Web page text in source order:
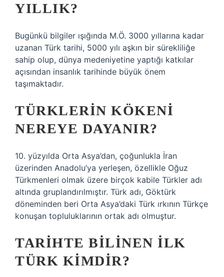
YILLIK?
Bugünkü bilgiler ışığında M.Ö. 3000 yıllarına kadar
uzanan Türk tarihi, 5000 yılı aşkın bir sürekliliğe
sahip olup, dünya medeniyetine yaptığı katkılar
açısından insanlık tarihinde büyük önem
taşımaktadır.
TÜRKLERIN KÖKENI
NEREYE DAYANIR?
10. yüzyılda Orta Asya’dan, çoğunlukla İran
üzerinden Anadolu’ya yerleşen, özellikle Oğuz
Türkmenleri olmak üzere birçok kabile Türkler adı
altında gruplandırılmıştır. Türk adı, Göktürk
döneminden beri Orta Asya’daki Türk ırkının Türkçe
konuşan topluluklarının ortak adı olmuştur.
TARIHTE BILINEN ILK
TÜRK KIMDIR?